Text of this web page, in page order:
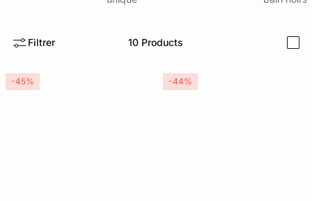
Filtrer 10 Products
-45% -44%